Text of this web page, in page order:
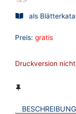
als
Preis: gratis
Druckversion
BESCHREIBUNG